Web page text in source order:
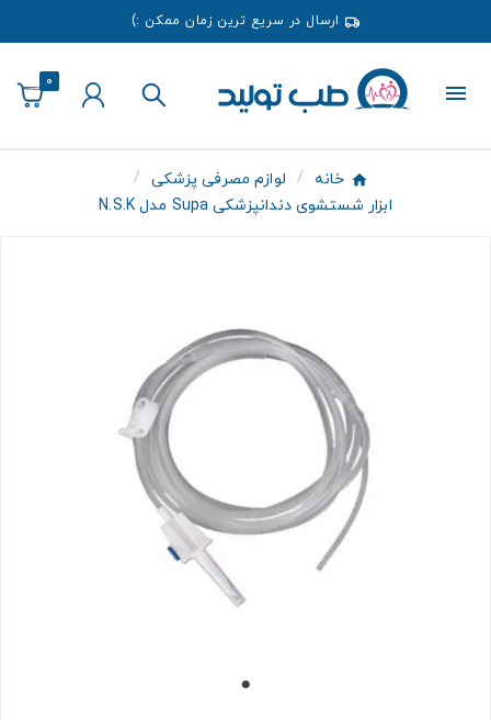
ارسال در سریع ترین زمان ممکن :)
0
خانه
لوازم مصرفی پزشکی
ابزار شستشوی دندانپزشکی Supa مدل N.S.K